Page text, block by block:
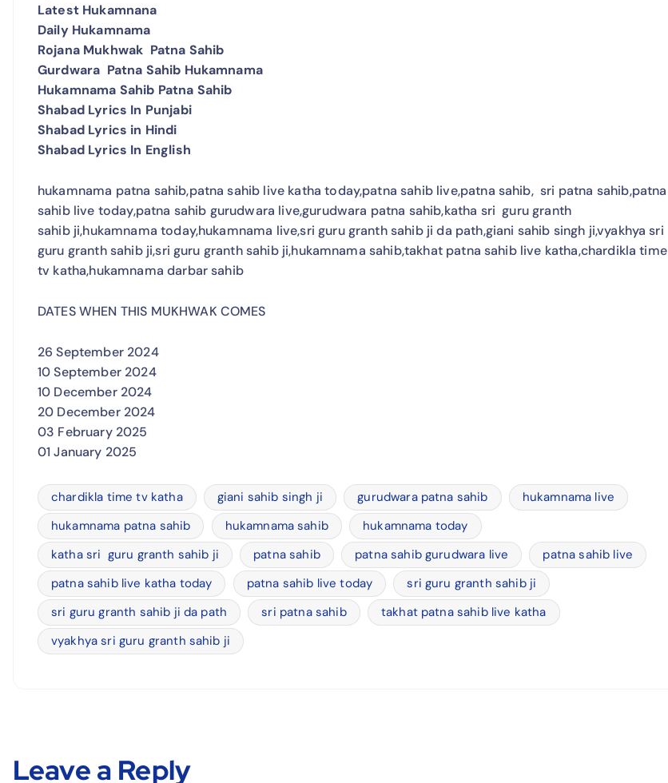
Latest Hukamnana
Daily Hukamnama
Rojana Mukhwak Patna Sahib
Gurdwara Patna Sahib Hukamnama
Hukamnama Sahib Patna Sahib
Shabad Lyrics In Punjabi
Shabad Lyrics in Hindi
Shabad Lyrics In English
hukamnama patna sahib,patna sahib live katha today,patna sahib live,patna sahib, sri patna sahib,patna
sahib live today,patna sahib gurudwara live,gurudwara patna sahib,katha sri guru granth
sahib ji,hukamnama today,hukamnama live,sri guru granth sahib ji da path,giani sahib singh ji,vyakhya sri
guru granth sahib ji,sri guru granth sahib ji,hukamnama sahib,takhat patna sahib live katha,chardikla time
tv katha,hukamnama darbar sahib
DATES WHEN THIS MUKHWAK COMES
26 September 2024
10 September 2024
10 December 2024
20 December 2024
03 February 2025
01 January 2025
chardikla time tv katha giani sahib singh ji gurudwara patna sahib
hukamnama live
hukamnama patna sahib
hukamnama sahib
hukamnama today
katha sri guru granth sahib ji
patna sahib patna sahib gurudwara live
patna sahib live
patna sahib live katha today
patna sahib live today
sri guru granth sahib ji
sri guru granth sahib ji da path
sri patna sahib
takhat patna sahib live katha
vyakhya sri guru granth sahib ji
Leave a Reply